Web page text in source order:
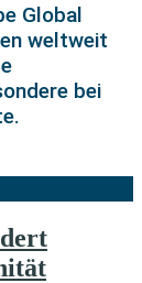
Global
weltweit
bei